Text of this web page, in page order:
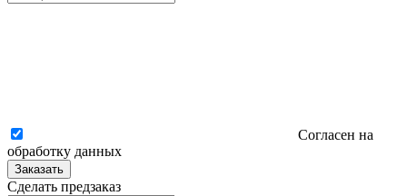
Согласен на
обработку данных
Заказать
Сделать предзаказ